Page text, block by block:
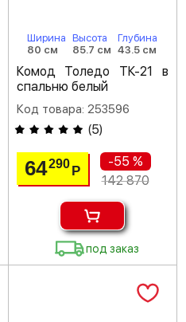
Ширина
80 см
Высота
85.7 см
Глубина
43.5 см
Комод Толедо ТК-21 в
спальню белый
Код товара: 253596
(5)
64290 Р
-55 %
142 870
под заказ